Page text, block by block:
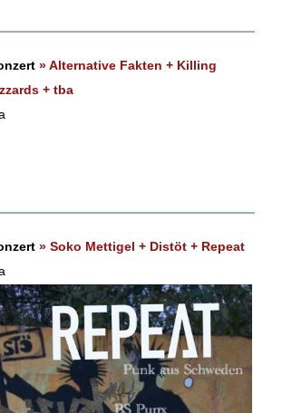
» Alternative Fakten + Killing
+ tba
» Soko Mettigel + Distöt + Repeat